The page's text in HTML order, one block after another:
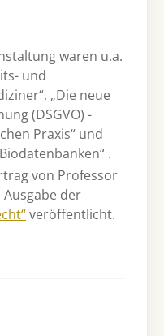
waren u.a.
und
„Die neue
(DSGVO) -
Praxis“ und
.
von Professor
der
veröffentlicht.